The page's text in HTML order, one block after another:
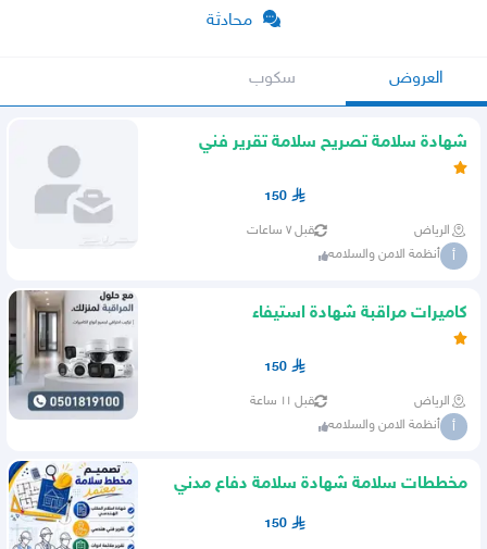
محادثة
العروض سكوب
شهادة سلامة تصريح سلامة تقرير فني
150
الرياض قبل ٧ ساعات
أ أنظمة الامن والسلامه
كاميرات مراقبة شهادة استيفاء
150
الرياض قبل ١١ ساعة
أ أنظمة الامن والسلامه
مخططات سلامة شهادة سلامة دفاع مدني
150